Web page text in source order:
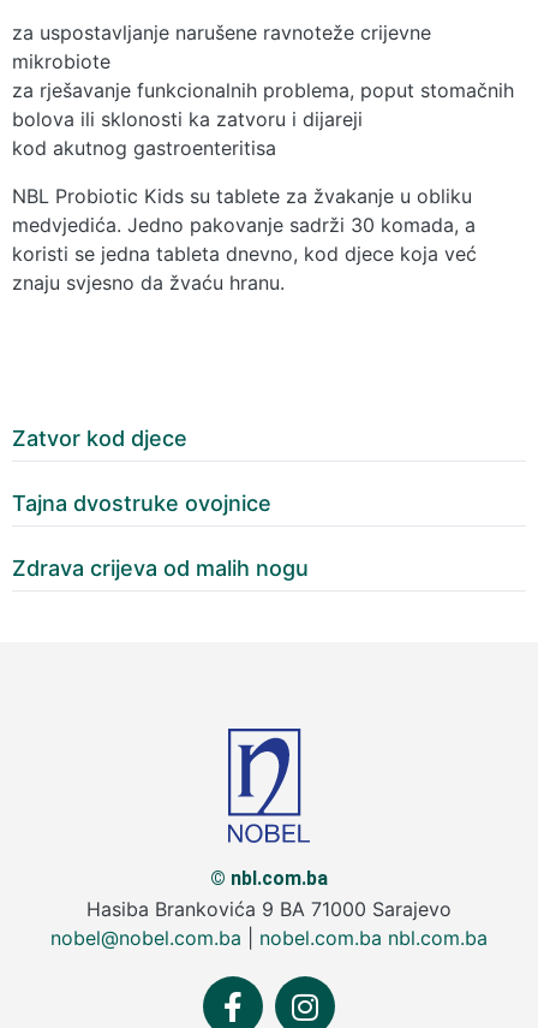
za uspostavljanje narušene ravnoteže crijevne
mikrobiote
za rješavanje funkcionalnih problema, poput stomačnih
bolova ili sklonosti ka zatvoru i dijareji
kod akutnog gastroenteritisa
NBL Probiotic Kids su tablete za žvakanje u obliku
medvjedića. Jedno pakovanje sadrži 30 komada, a
koristi se jedna tableta dnevno, kod djece koja već
znaju svjesno da žvaću hranu.
Zatvor kod djece
Tajna dvostruke ovojnice
Zdrava crijeva od malih nogu
© nbl.com.ba
Hasiba Brankovića 9 BA 71000 Sarajevo
nobel@nobel.com.ba
nobel.com.ba nbl.com.ba